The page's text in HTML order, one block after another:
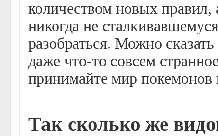
количеством новых правил,
никогда не
разобраться. Можно
даже что-то совсем
принимайте мир покемонов
Так сколько же